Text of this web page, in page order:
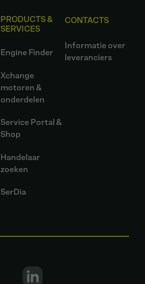
PRODUCTS &
SERVICES
Engine Finder
Xchange
motoren &
onderdelen
Service Portal &
Shop
Handelaar
zoeken
SerDia
CONTACTS
Informatie over
leveranciers